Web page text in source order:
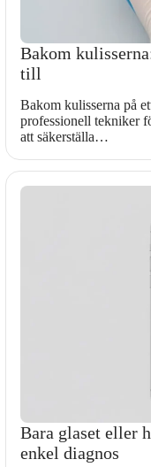
Bakom
till
Bakom kulisserna på
professionell tekniker
att säkerställa…
Bara glaset eller
enkel diagnos